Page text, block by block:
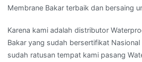
Membrane Bakar terbaik dan bersaing
Karena kami adalah distributor
Bakar yang sudah bersertifikat
sudah ratusan tempat kami pasang